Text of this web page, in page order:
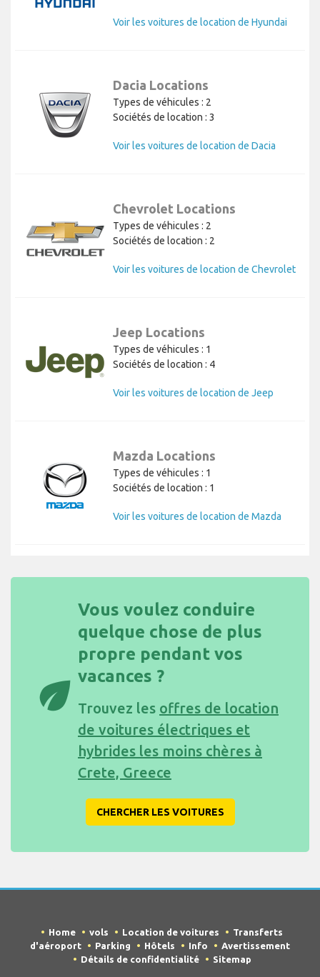
Voir les voitures de location de Hyundai
Dacia Locations
Types de véhicules : 2
Sociétés de location : 3
Voir les voitures de location de Dacia
Chevrolet Locations
Types de véhicules : 2
Sociétés de location : 2
Voir les voitures de location de Chevrolet
Jeep Locations
Types de véhicules : 1
Sociétés de location : 4
Voir les voitures de location de Jeep
Mazda Locations
Types de véhicules : 1
Sociétés de location : 1
Voir les voitures de location de Mazda
eco
Vous voulez conduire
quelque chose de plus
propre pendant vos
vacances ?
Trouvez les offres de location
de voitures électriques et
hybrides les moins chères à
Crete, Greece
CHERCHER LES VOITURES
Home vols Location de voitures
Transferts
d'aéroport
Parking Hôtels Info
Avertissement
Détails de confidentialité
Sitemap